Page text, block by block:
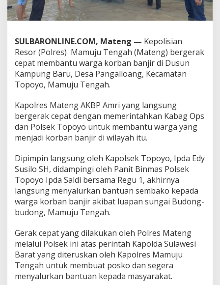
B
n
u
a
n
K
e
p
d
K
o
a
n
B
a
n
j
i
r
i
K
a
m
p
u
SULBARONLINE.COM, Mateng — Kepolisian
Resor (Polres) Mamuju Tengah (Mateng) bergerak
cepat membantu warga korban banjir di Dusun
Kampung Baru, Desa Pangalloang, Kecamatan
Topoyo, Mamuju Tengah.
Kapolres Mateng AKBP Amri yang langsung
bergerak cepat dengan memerintahkan Kabag Ops
dan Polsek Topoyo untuk membantu warga yang
menjadi korban banjir di wilayah itu.
Dipimpin langsung oleh Kapolsek Topoyo, Ipda Edy
Susilo SH, didampingi oleh Panit Binmas Polsek
Topoyo Ipda Saldi bersama Regu 1, akhirnya
langsung menyalurkan bantuan sembako kepada
warga korban banjir akibat luapan sungai Budong-
budong, Mamuju Tengah.
Gerak cepat yang dilakukan oleh Polres Mateng
melalui Polsek ini atas perintah Kapolda Sulawesi
Barat yang diteruskan oleh Kapolres Mamuju
Tengah untuk membuat posko dan segera
menyalurkan bantuan kepada masyarakat.